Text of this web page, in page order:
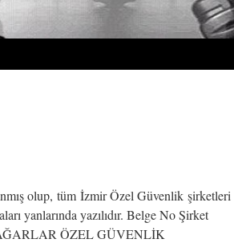
olup, tüm İzmir Özel Güvenlik şirketleri
yanlarında yazılıdır. Belge No Şirket
ÖZEL GÜVENLİK